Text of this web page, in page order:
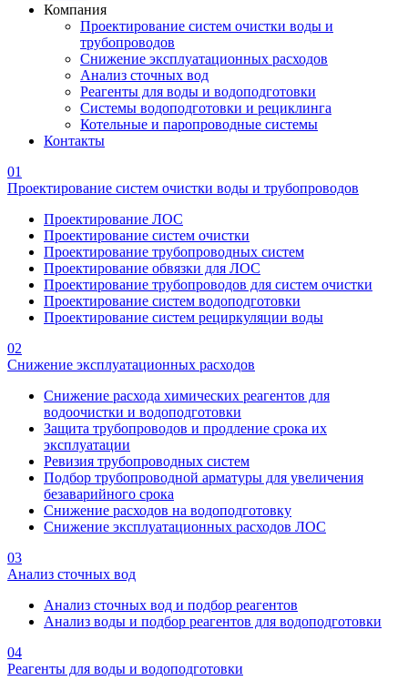
Компания
Проектирование систем очистки воды и
трубопроводов
Снижение эксплуатационных расходов
Анализ сточных вод
Реагенты для воды и водоподготовки
Системы водоподготовки и рециклинга
Котельные и паропроводные системы
Контакты
01
Проектирование систем очистки воды и трубопроводов
Проектирование ЛОС
Проектирование систем очистки
Проектирование трубопроводных систем
Проектирование обвязки для ЛОС
Проектирование трубопроводов для систем очистки
Проектирование систем водоподготовки
Проектирование систем рециркуляции воды
02
Снижение эксплуатационных расходов
Снижение расхода химических реагентов для
водоочистки и водоподготовки
Защита трубопроводов и продление срока их
эксплуатации
Ревизия трубопроводных систем
Подбор трубопроводной арматуры для увеличения
безаварийного срока
Снижение расходов на водоподготовку
Снижение эксплуатационных расходов ЛОС
03
Анализ сточных вод
Анализ сточных вод и подбор реагентов
Анализ воды и подбор реагентов для водоподготовки
04
Реагенты для воды и водоподготовки